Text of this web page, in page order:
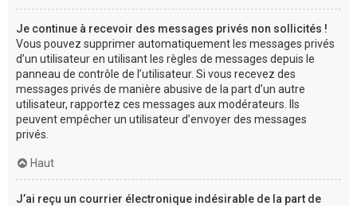
Je continue à recevoir des messages privés non sollicités !
Vous pouvez supprimer automatiquement les messages privés
d’un utilisateur en utilisant les règles de messages depuis le
panneau de contrôle de l’utilisateur. Si vous recevez des
messages privés de manière abusive de la part d’un autre
utilisateur, rapportez ces messages aux modérateurs. Ils
peuvent empêcher un utilisateur d’envoyer des messages
privés.
Haut
J’ai reçu un courrier électronique indésirable de la part de